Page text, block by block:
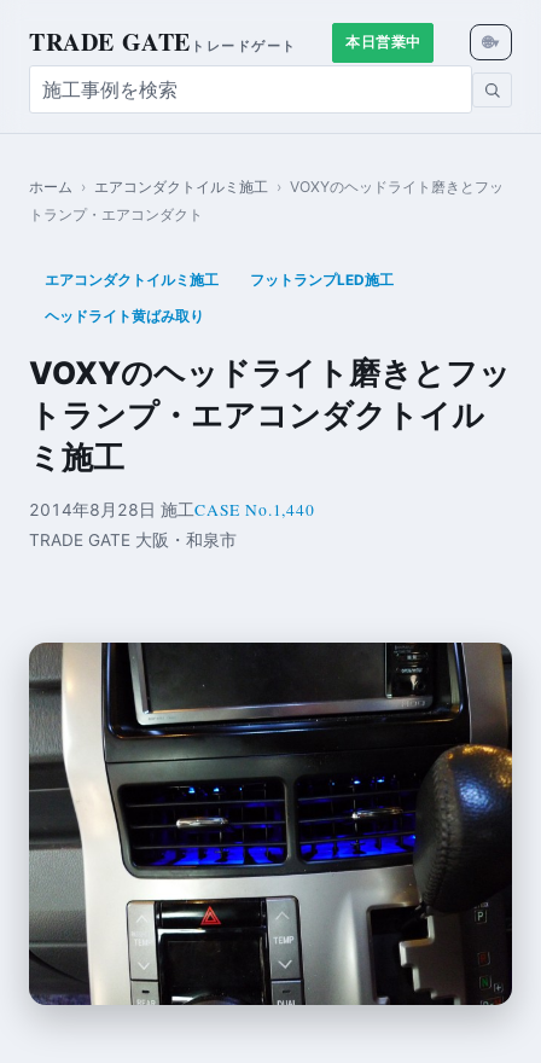
TRADE GATE トレードゲート 本日営業中 🌐▾
ホーム › エアコンダクトイルミ施工 › VOXYのヘッドライト磨きとフッ
トランプ・エアコンダクト
エアコンダクトイルミ施工 フットランプLED施工
ヘッドライト黄ばみ取り
VOXYのヘッドライト磨きとフッ
トランプ・エアコンダクトイル
ミ施工
2014年8月28日 施工CASE No.1,440
TRADE GATE 大阪・和泉市